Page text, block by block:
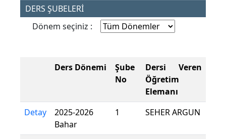
DERS ŞUBELERİ
Dönem seçiniz :
Ders Dönemi
Şube
No
Dersi Veren
Öğretim
Elemanı
Detay
2025-2026
Bahar
1 SEHER ARGUN